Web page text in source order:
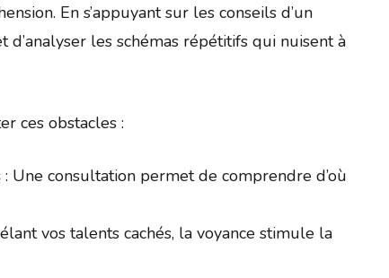
En s’appuyant sur les conseils d’un
les schémas répétitifs qui nuisent à
ces obstacles :
: Une consultation permet de comprendre d’où
vos talents cachés, la voyance stimule la